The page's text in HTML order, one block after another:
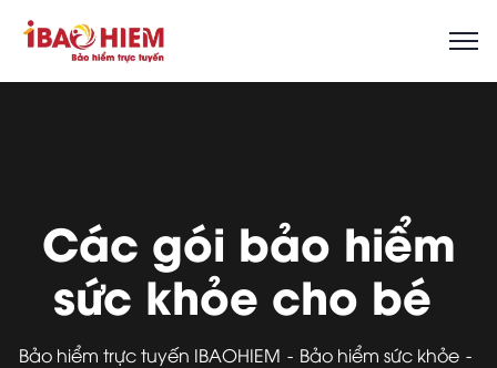
Các gói bảo hiểm
sức khỏe cho bé
Bảo hiểm trực tuyến IBAOHIEM
Bảo hiểm sức khỏe